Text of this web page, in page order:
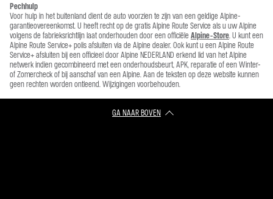
Pechhulp
Voor hulp in het buitenland dient de auto voorzien te zijn van een geldige Alpine-
garantieovereenkomst. U heeft recht op de gratis Alpine Route Service als u uw Alpine
volgens de fabrieksrichtlijn laat onderhouden door een officiële Alpine-Store. U kunt een
Alpine Route Service+ polis afsluiten via de Alpine dealer. Ook kunt u een Alpine Route
Service+ afsluiten bij een officieel door Alpine NEDERLAND erkend lid van het Alpine
netwerk indien gecombineerd met een onderhoudsbeurt, APK, reparatie of een Winter-
of Zomercheck of bij aanschaf van een Alpine. Aan de teksten op deze website kunnen
geen rechten worden ontleend. Wijzigingen voorbehouden.
GA NAAR BOVEN